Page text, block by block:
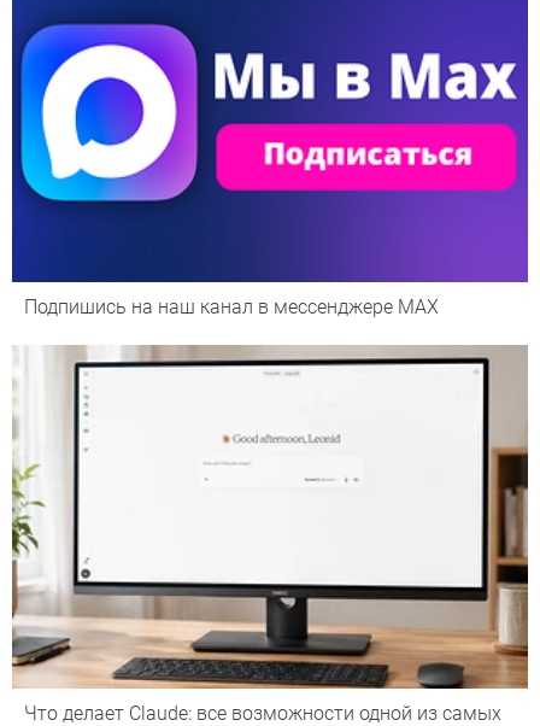
Подпишись на наш канал в мессенджере МАХ
Что делает Сlaude: все возможности одной из самых